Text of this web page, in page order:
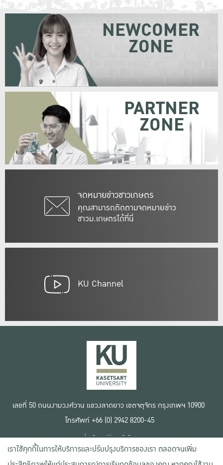
จดหมายข่าวชาวเกษตร
คุณสามารถติดตามจดหมายข่าว
ชาวม.เกษตรได้ที่นี่
NEWCOMER
ZONE
PARTNER
ZONE
KU Channel
เลขที่ 50 ถนนงามวงศ์วาน แขวงลาดยาว เขตจตุจักร กรุงเทพฯ 10900
โทรศัพท์ +66 (0) 2942 8200-45
เงื่อนไขการใช้งานเว็บไซต์
ข้อตกลงด้านสิทธิ์ใช้งาน
นโยบายความเป็นส่วนตัว
เราใช้คุกกี้ในการให้บริการและปรับปรุงบริการของเรา ตลอดจนเพิ่ม